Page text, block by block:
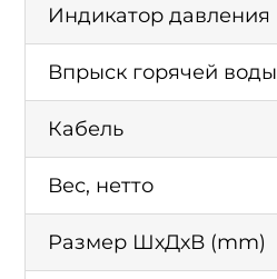
Индикатор давления
Впрыск горячей
Кабель
Вес, нетто
Размер ШхДхВ (mm)